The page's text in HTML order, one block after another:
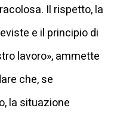
Il rispetto, la
e il principio di
lavoro», ammette
che, se
la situazione